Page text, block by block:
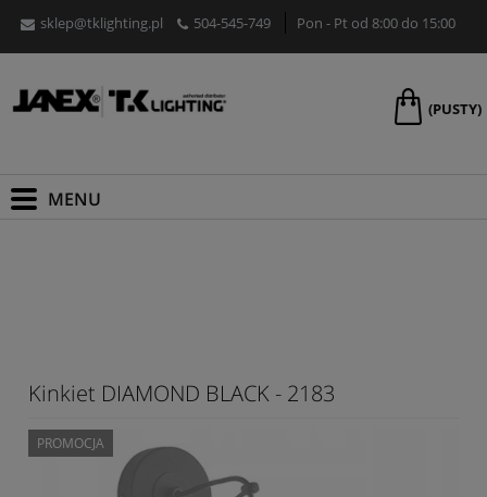
sklep@tklighting.pl 504-545-749 Pon - Pt od 8:00 do 15:00
(PUSTY)
Kinkiet DIAMOND BLACK - 2183
PROMOCJA